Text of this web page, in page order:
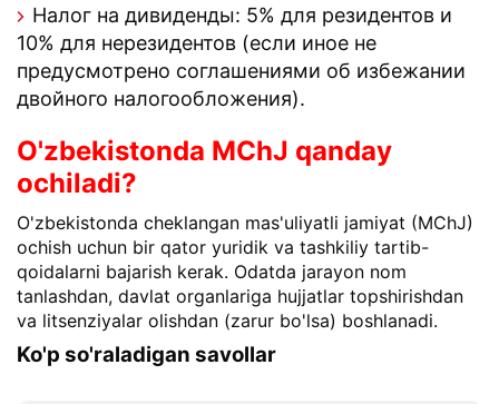
Налог на дивиденды: 5% для резидентов и
10% для нерезидентов (если иное не
предусмотрено соглашениями об избежании
двойного налогообложения).
O'zbekistonda MChJ qanday
ochiladi?
O'zbekistonda cheklangan mas'uliyatli jamiyat (MChJ)
ochish uchun bir qator yuridik va tashkiliy tartib-
qoidalarni bajarish kerak. Odatda jarayon nom
tanlashdan, davlat organlariga hujjatlar topshirishdan
va litsenziyalar olishdan (zarur bo'lsa) boshlanadi.
Ko'p so'raladigan savollar